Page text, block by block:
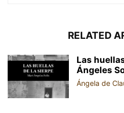
RELATED
Las
Ángeles
Ángela de